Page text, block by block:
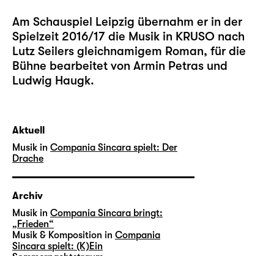
Am Schauspiel Leipzig übernahm er in der
Spielzeit 2016/17 die Musik in KRUSO nach
Lutz Seilers gleichnamigem Roman, für die
Bühne bearbeitet von Armin Petras und
Ludwig Haugk.
Aktuell
Musik in Compania Sincara spielt: Der
Drache
Archiv
Musik in Compania Sincara bringt:
„Frieden“
Musik & Komposition in Compania
Sincara spielt: (K)Ein